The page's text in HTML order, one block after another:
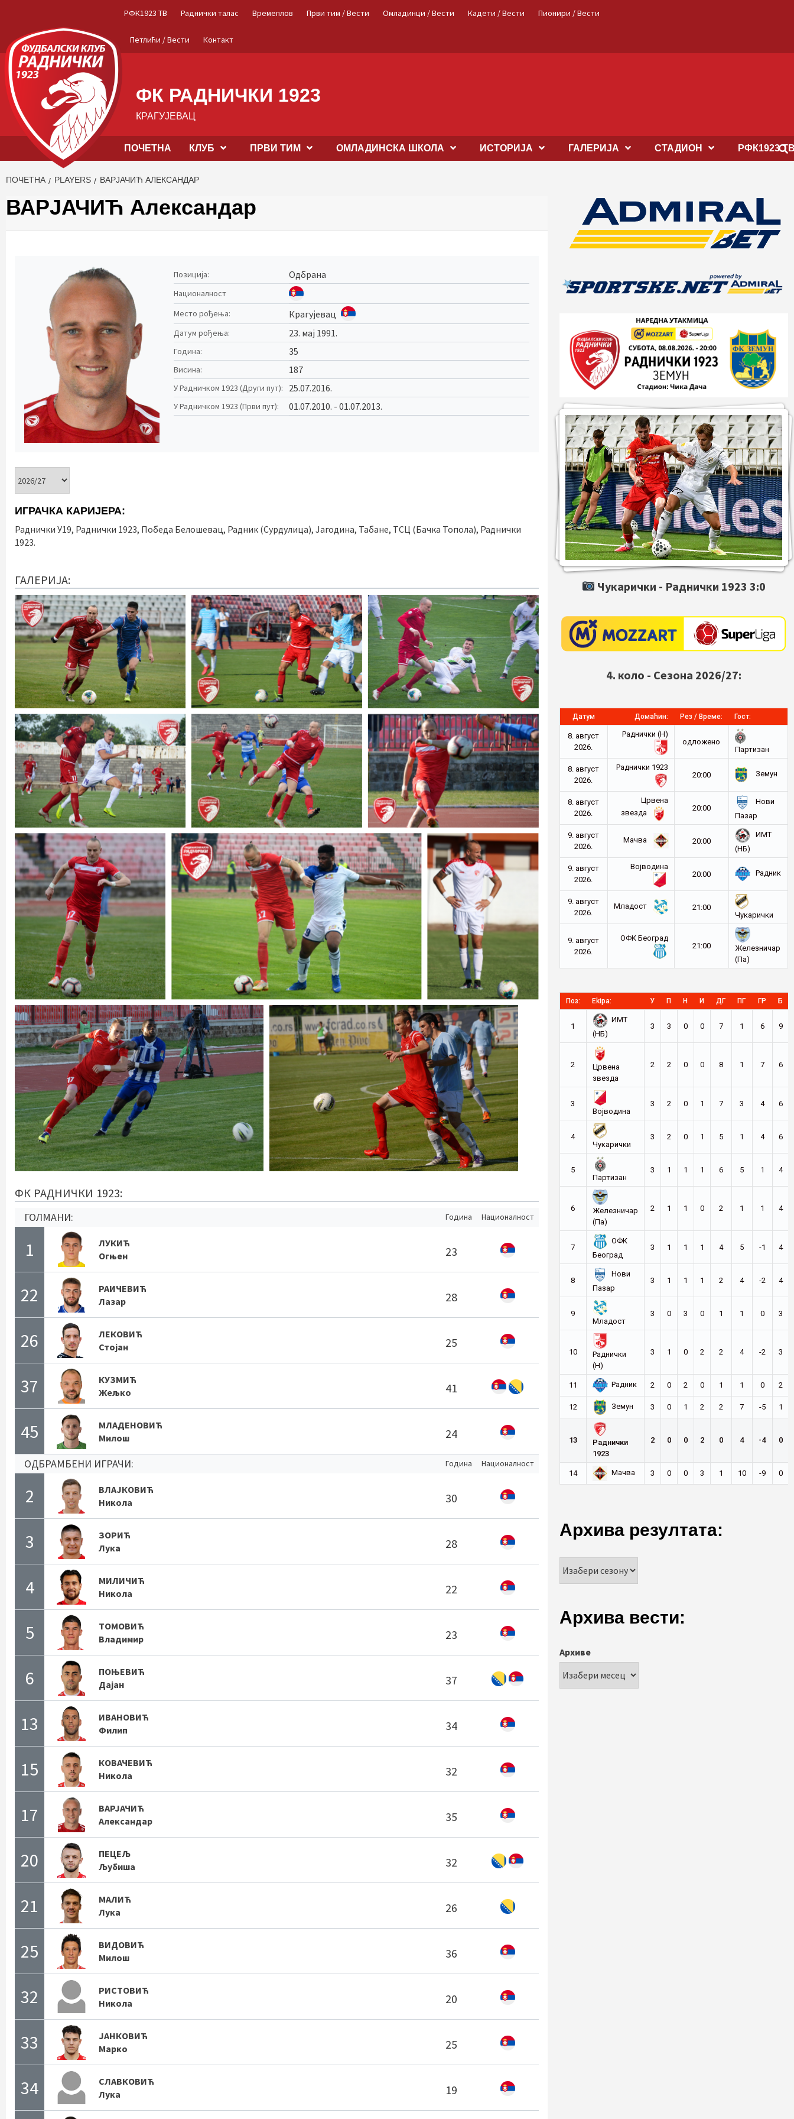
content
РФК1923 ТВ Раднички талас Времеплов Први тим / Вести Омладинци / Вести Кадети / Вести Пионири / Вести
Петлићи / Вести Контакт
ФК РАДНИЧКИ 1923
КРАГУЈЕВАЦ
ПОЧЕТНА КЛУБ ПРВИ ТИМ OМЛАДИНСКА ШКОЛА ИСТОРИЈА ГАЛЕРИЈА СТАДИОН РФК1923
ПОЧЕТНА PLAYERS ВАРЈАЧИЋ АЛЕКСАНДАР
ВАРЈАЧИЋ Александар
Позиција: Одбрана
Националност
Место рођења:
Крагујевац
Датум рођења: 23. мај 1991.
Година: 35
Висина: 187
У Радничком 1923 (Други пут): 25.07.2016.
У Радничком 1923 (Први пут): 01.07.2010. - 01.07.2013.
ИГРАЧКА КАРИЈЕРА:
Раднички У19, Раднички 1923, Победа Белошевац, Радник (Сурдулица), Јагодина, Табане, ТСЦ (Бачка Топола), Раднички
1923.
ГАЛЕРИЈА:
ФК РАДНИЧКИ 1923:
ГОЛМАНИ: Година Националност
1
ЛУКИЋ
Огњен
23
22
РАИЧЕВИЋ
Лазар
28
26
ЛЕКОВИЋ
Стојан
25
37
КУЗМИЋ
Жељко
41
45
МЛАДЕНОВИЋ
Милош
24
ОДБРАМБЕНИ ИГРАЧИ: Година Националност
2
ВЛАЈКОВИЋ
Никола
30
3
ЗОРИЋ
Лука
28
4
МИЛИЧИЋ
Никола
22
5
ТОМОВИЋ
Владимир
23
6
ПОЊЕВИЋ
Дајан
37
13
ИВАНОВИЋ
Филип
34
15
КОВАЧЕВИЋ
Никола
32
17
ВАРЈАЧИЋ
Александар
35
20
ПЕЦЕЉ
Љубиша
32
21
МАЛИЋ
Лука
26
25
ВИДОВИЋ
Милош
36
32
РИСТОВИЋ
Никола
20
33
ЈАНКОВИЋ
Марко
25
34
СЛАВКОВИЋ
Лука
19
Чукарички - Раднички 1923 3:0
4. коло - Сезона 2026/27:
Датум Домаћин: Рез / Време: Гост:
8. август
2026.
Раднички (Н)
oдложено
Партизан
8. август
2026.
Раднички 1923
20:00
Земун
8. август
2026.
Црвена
звезда
20:00
Нови
Пазар
9. август
2026.
Мачва 20:00
ИМТ
(НБ)
9. август
2026.
Војводина
20:00
Радник
9. август
2026.
Младост
21:00
Чукарички
9. август
2026.
ОФК Београд
21:00
Железничар
(Па)
Поз: Ekipa: У П Н И ДГ ПГ ГР Б
1
ИМТ
(НБ)
3 3 0 0 7 1 6 9
2
Црвена
звезда
2 2 0 0 8 1 7 6
3
Војводина
3 2 0 1 7 3 4 6
4
Чукарички
3 2 0 1 5 1 4 6
5
Партизан
3 1 1 1 6 5 1 4
6
Железничар
(Па)
2 1 1 0 2 1 1 4
7
ОФК
Београд
3 1 1 1 4 5 -1 4
8
Нови
Пазар
3 1 1 1 2 4 -2 4
9
Младост
3 0 3 0 1 1 0 3
10
Раднички
(Н)
3 1 0 2 2 4 -2 3
11 Радник 2 0 2 0 1 1 0 2
12 Земун 3 0 1 2 2 7 -5 1
13
Раднички
1923
2 0 0 2 0 4 -4 0
14 Мачва 3 0 0 3 1 10 -9 0
Архива резултата:
Архива вести:
Архиве